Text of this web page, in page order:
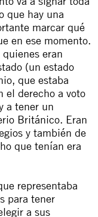
que hay una
marcar qué
en ese momento.
eran
(un estado
que estaba
el derecho a voto
a tener un
Británico. Eran
y también de
que tenían era
representaba
para tener
a sus